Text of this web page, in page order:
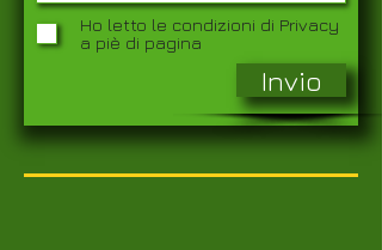
Ho letto le condizioni di Privacy
a piè di pagina
Invio